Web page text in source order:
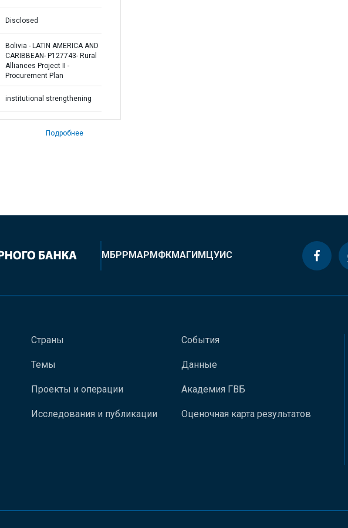
Disclosed
Bolivia - LATIN AMERICA AND
CARIBBEAN- P127743- Rural
Alliances Project II -
Procurement Plan
institutional strengthening
Подробнее
МБРРМАРМФКМАГИМЦУИС
Страны
Темы
Проекты и операции
Исследования и публикации
События
Данные
Академия ГВБ
Оценочная карта результатов